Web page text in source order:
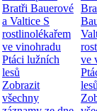
Bratři Bauerové
a Valtice S
rostlinolékařem
ve vinohradu
Ptáci lužních
lesů
Zobrazit
všechny
ve